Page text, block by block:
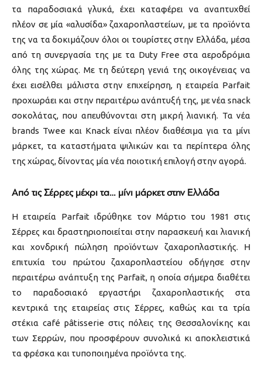
τα παραδοσιακά γλυκά, έχει καταφέρει να αναπτυχθεί
πλέον σε μία «αλυσίδα» ζαχαροπλαστείων, με τα προϊόντα
της να τα δοκιμάζουν όλοι οι τουρίστες στην Ελλάδα, μέσα
από τη συνεργασία της με τα Duty Free στα αεροδρόμια
όλης της χώρας. Με τη δεύτερη γενιά της οικογένειας να
έχει εισέλθει μάλιστα στην επιχείρηση, η εταιρεία Parfait
προχωράει και στην περαιτέρω ανάπτυξή της, με νέα snack
σοκολάτας, που απευθύνονται στη μικρή λιανική. Τα νέα
brands Twee και Knack είναι πλέον διαθέσιμα για τα μίνι
μάρκετ, τα καταστήματα ψιλικών και τα περίπτερα όλης
της χώρας, δίνοντας μία νέα ποιοτική επιλογή στην αγορά.
Από τις Σέρρες μέχρι τα… μίνι μάρκετ στην Ελλάδα
Η εταιρεία Parfait ιδρύθηκε τον Μάρτιο του 1981 στις
Σέρρες και δραστηριοποιείται στην παρασκευή και λιανική
και χονδρική πώληση προϊόντων ζαχαροπλαστικής. Η
επιτυχία του πρώτου ζαχαροπλαστείου οδήγησε στην
περαιτέρω ανάπτυξη της Parfait, η οποία σήμερα διαθέτει
το παραδοσιακό εργαστήρι ζαχαροπλαστικής στα
κεντρικά της εταιρείας στις Σέρρες, καθώς και τα τρία
στέκια café pâtisserie στις πόλεις της Θεσσαλονίκης και
των Σερρών, που προσφέρουν συνολικά κι αποκλειστικά
τα φρέσκα και τυποποιημένα προϊόντα της.